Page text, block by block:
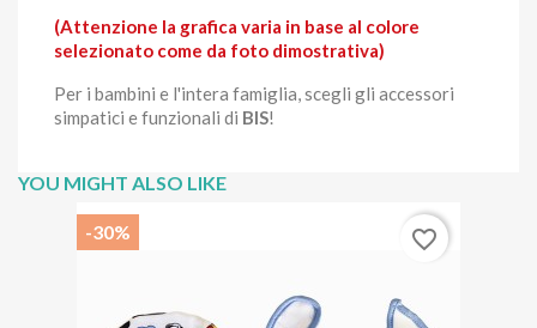
(Attenzione la grafica varia in base al colore
selezionato come da foto dimostrativa)
Per i bambini e l'intera famiglia, scegli gli accessori
simpatici e funzionali di BIS!
YOU MIGHT ALSO LIKE
-30% favorite_border